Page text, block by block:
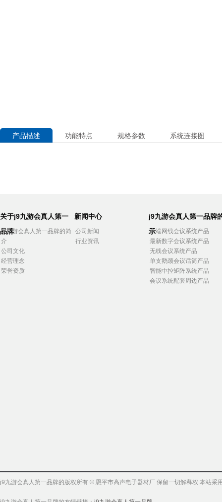
产品描述 功能特点 规格参数 系统连接图
关于j9九游会真人第一
品牌
j9九游会真人第一品牌的简
介
公司文化
经营理念
荣誉资质
新闻中心
公司新闻
行业资讯
j9九游会真人第一品牌
示
高端网线会议系统产品
最新数字会议系统产品
无线会议系统产品
单支鹅颈会议话筒产品
智能中控矩阵系统产品
会议系统配套周边产品
j9九游会真人第一品牌的版权所有 © 恩平市高声电子器材厂 保留一切解释权 本站采